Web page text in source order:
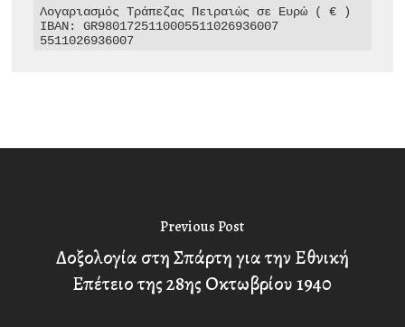
Λογαριασμός Τράπεζας Πειραιώς σε Ευρώ ( € )
IBAN: GR9801725110005511026936007
5511026936007
Previous Post
Δοξολογία στη Σπάρτη για την Εθνική
Επέτειο της 28ης Οκτωβρίου 1940